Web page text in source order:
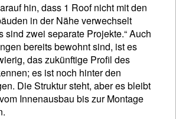
hin, dass 1 Roof nicht mit den
in der Nähe verwechselt
sind zwei separate Projekte.“ Auch
bereits bewohnt sind, ist es
das zukünftige Profil des
es ist noch hinter den
Die Struktur steht, aber es bleibt
Innenausbau bis zur Montage